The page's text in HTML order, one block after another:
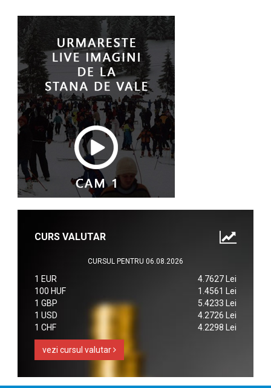
CURS VALUTAR
CURSUL PENTRU 06.08.2026
1 EUR
4.7627 Lei
100 HUF
1.4561 Lei
1 GBP
5.4233 Lei
1 USD
4.2726 Lei
1 CHF
4.2298 Lei
vezi cursul valutar